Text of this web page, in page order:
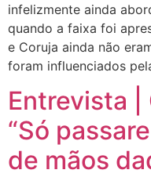
infelizmente ainda
quando a faixa foi
e Coruja ainda não
foram influenciados
Entrevista |
“Só
de mãos